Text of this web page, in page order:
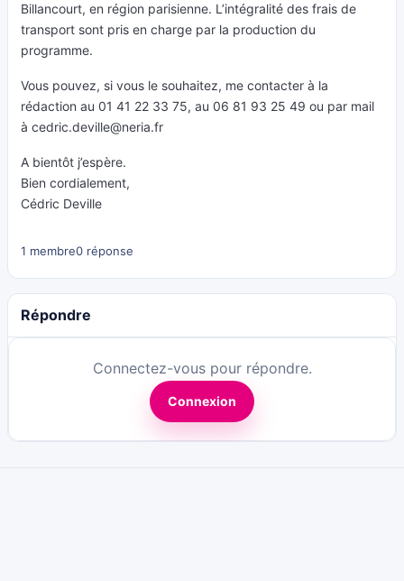
Billancourt, en région parisienne. L’intégralité des frais de
transport sont pris en charge par la production du
programme.
Vous pouvez, si vous le souhaitez, me contacter à la
rédaction au 01 41 22 33 75, au 06 81 93 25 49 ou par mail
à cedric.deville@neria.fr
A bientôt j’espère.
Bien cordialement,
Cédric Deville
1 membre0 réponse
Répondre
Connectez-vous pour répondre.
Connexion